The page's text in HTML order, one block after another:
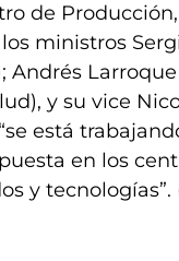
de
ministros
Andrés
y su vice
está
en los
y tecnologías”.